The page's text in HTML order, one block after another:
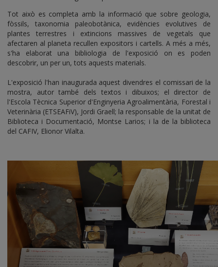
Tot això es completa amb la informació que sobre geologia,
fòssils, taxonomia paleobotànica, evidències evolutives de
plantes terrestres i extincions massives de vegetals que
afectaren al planeta recullen expositors i cartells. A més a més,
s'ha elaborat una bibliologia de l'exposició on es poden
descobrir, un per un, tots aquests materials.
L'exposició l'han inaugurada aquest divendres el comissari de la
mostra, autor també dels textos i dibuixos; el director de
l'Escola Tècnica Superior d'Enginyeria Agroalimentària, Forestal i
Veterinària (ETSEAFiV), Jordi Graell; la responsable de la unitat de
Biblioteca i Documentació, Montse Larios; i la de la biblioteca
del CAFIV, Elionor Vilalta.